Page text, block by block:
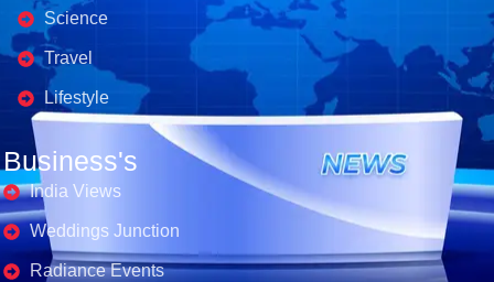
Science
Travel
Lifestyle
Business's
India Views
Weddings Junction
Radiance Events